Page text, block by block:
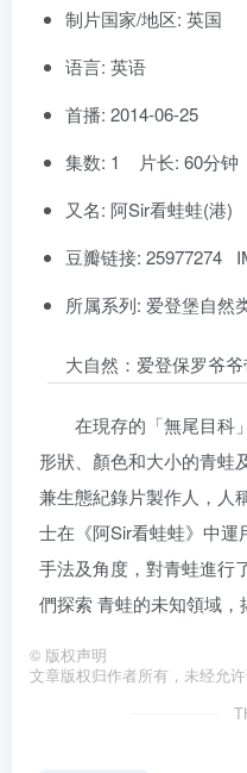
制片国家/地区: 英国
语言: 英语
首播: 2014-06-25
集数: 1 片长: 60分钟
又名: 阿Sir看蛙蛙(港)
豆瓣链接: 25977274
所属系列: 爱登堡自然
大自然：爱登保罗爷
在現存的「無尾目科
形狀、顏色和大小的青蛙
兼生態紀錄片製作人，人
士在《阿Sir看蛙蛙》中
手法及角度，對青蛙進行
們探索 青蛙的未知領域，
© 版权声明
文章版权归作者所有，未经允许